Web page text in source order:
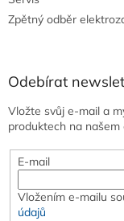
Zpětný odběr
Odebírat
Vložte svůj e-mail a
produktech na našem
E-mail
Vložením e-mailu
údajů